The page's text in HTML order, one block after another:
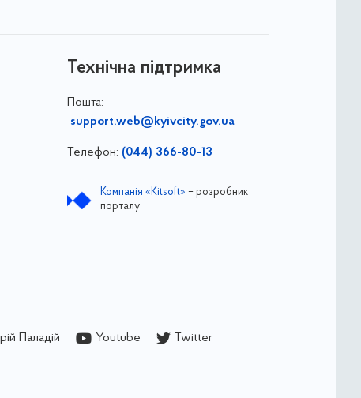
Технічна підтримка
Пошта:
support.web@kyivcity.gov.ua
Телефон: (044) 366-80-13
Компанія «Kitsoft» – розробник
порталу
Паладій Youtube
Twitter